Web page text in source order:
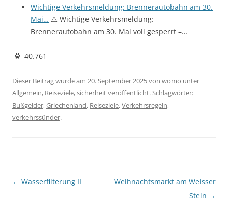
Wichtige Verkehrsmeldung: Brennerautobahn am 30.
Mai… ⚠️ Wichtige Verkehrsmeldung:
Brennerautobahn am 30. Mai voll gesperrt –…
40.761
Dieser Beitrag wurde am 20. September 2025von womo unter
Allgemein, Reiseziele,sicherheitveröffentlicht. Schlagwörter:
Bußgelder,Griechenland, Reiseziele,Verkehrsregeln,
verkehrssünder.
Beitragsnavigation
← Wasserfilterung II
Weihnachtsmarkt am Weisser
Stein →